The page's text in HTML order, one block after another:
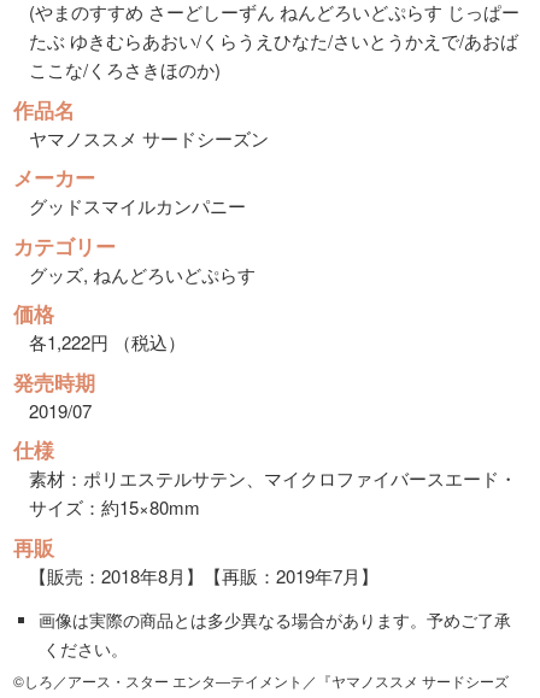
(やまのすすめ さーどしーずん ねんどろいどぷらす じっぱー
たぶ ゆきむらあおい/くらうえひなた/さいとうかえで/あおば
ここな/くろさきほのか)
作品名
ヤマノススメ サードシーズン
メーカー
グッドスマイルカンパニー
カテゴリー
グッズ, ねんどろいどぷらす
価格
各1,222円 （税込）
発売時期
2019/07
仕様
素材：ポリエステルサテン、マイクロファイバースエード・
サイズ：約15×80mm
再販
【販売：2018年8月】【再販：2019年7月】
画像は実際の商品とは多少異なる場合があります。予めご了承
ください。
©しろ／アース・スター エンタ―テイメント／『ヤマノススメ サードシーズ